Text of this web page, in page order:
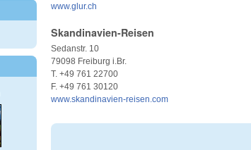
www.glur.ch
Skandinavien-Reisen
Sedanstr. 10
79098 Freiburg i.Br.
T. +49 761 22700
F. +49 761 30120
www.skandinavien-reisen.com